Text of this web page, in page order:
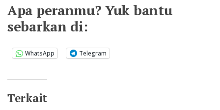
Apa peranmu? Yuk bantu
sebarkan di:
WhatsApp Telegram
Terkait